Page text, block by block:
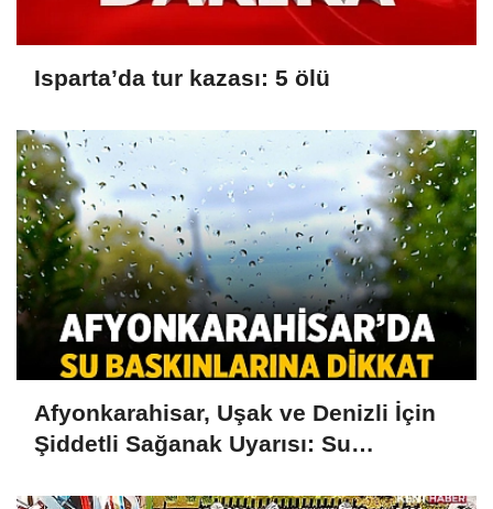
Isparta’da tur kazası: 5 ölü
Afyonkarahisar, Uşak ve Denizli İçin
Şiddetli Sağanak Uyarısı: Su